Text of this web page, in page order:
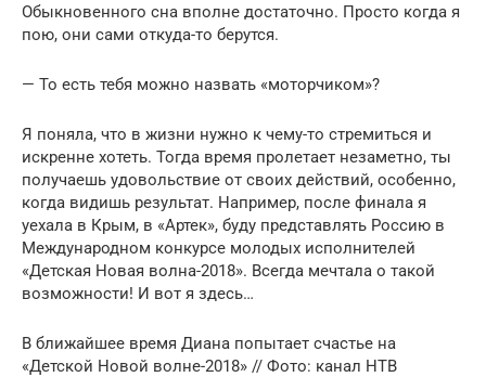
Обыкновенного сна вполне достаточно. Просто когда я
пою, они сами откуда-то берутся.
— То есть тебя можно назвать «моторчиком»?
Я поняла, что в жизни нужно к чему-то стремиться и
искренне хотеть. Тогда время пролетает незаметно, ты
получаешь удовольствие от своих действий, особенно,
когда видишь результат. Например, после финала я
уехала в Крым, в «Артек», буду представлять Россию в
Международном конкурсе молодых исполнителей
«Детская Новая волна-2018». Всегда мечтала о такой
возможности! И вот я здесь…
В ближайшее время Диана попытает счастье на
«Детской Новой волне-2018» // Фото: канал НТВ